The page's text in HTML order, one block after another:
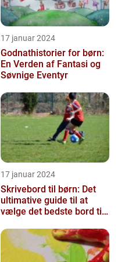
17 januar 2024
Godnathistorier for børn:
En Verden af Fantasi og
Søvnige Eventyr
17 januar 2024
Skrivebord til børn: Det
ultimative guide til at
vælge det bedste bord til